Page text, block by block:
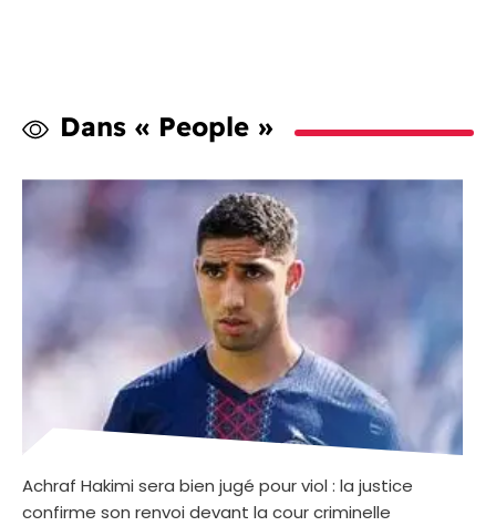
Dans « People »
Achraf Hakimi sera bien jugé pour viol : la justice
confirme son renvoi devant la cour criminelle